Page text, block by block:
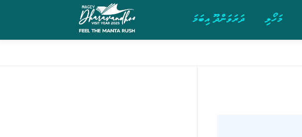
ދަރަވަންދޫ އިބަމަ މަހޯލި